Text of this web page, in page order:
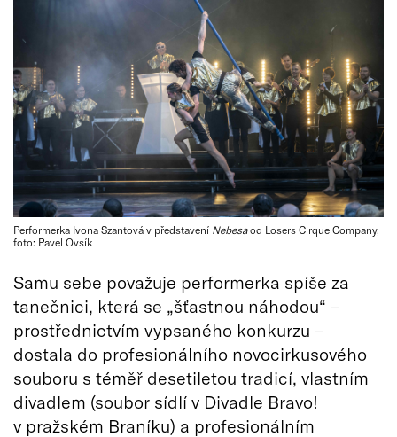
Performerka Ivona Szantová v představení Nebesaod Losers Cirque Company,
foto: Pavel Ovsík
Samu sebe považuje performerka spíše za
tanečnici, která se „šťastnou náhodou“ –
prostřednictvím vypsaného konkurzu –
dostala do profesionálního novocirkusového
souboru s téměř desetiletou tradicí, vlastním
divadlem (soubor sídlí v Divadle Bravo!
v pražském Braníku) a profesionálním